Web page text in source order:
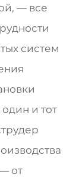
— все
систем
один и тот
от